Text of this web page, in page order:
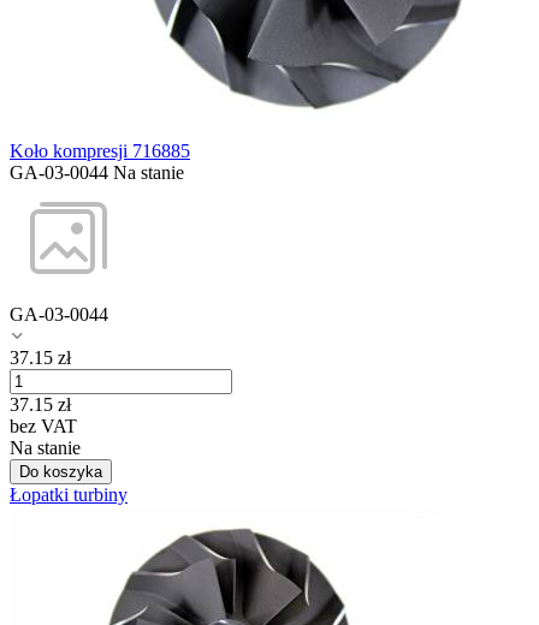
Koło kompresji 716885
GA-03-0044 Na stanie
GA-03-0044
37.15 zł
37.15 zł
bez VAT
Na stanie
Do koszyka
Łopatki turbiny